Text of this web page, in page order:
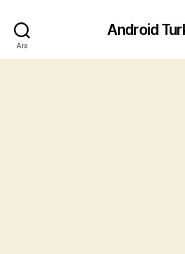
Ara
Android